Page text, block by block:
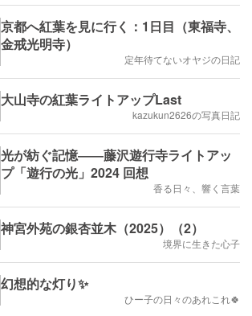
京都へ紅葉を見に行く：1日目（東福寺、
金戒光明寺）
定年待てないオヤジの日記
大山寺の紅葉ライトアップLast
kazukun2626の写真日記
光が紡ぐ記憶――藤沢遊行寺ライトアッ
プ「遊行の光」2024 回想
香る日々、響く言葉
神宮外苑の銀杏並木（2025）（2）
境界に生きた心子
幻想的な灯り✨
ひー子の日々のあれこれ🍀